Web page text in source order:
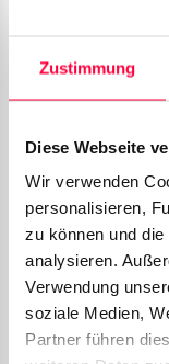
Zustimmung
Diese Webseite
Wir verwenden
personalisieren,
zu können und
analysieren.
Verwendung
soziale Medien,
Partner führen
Wird diese
dieser wieder
In den